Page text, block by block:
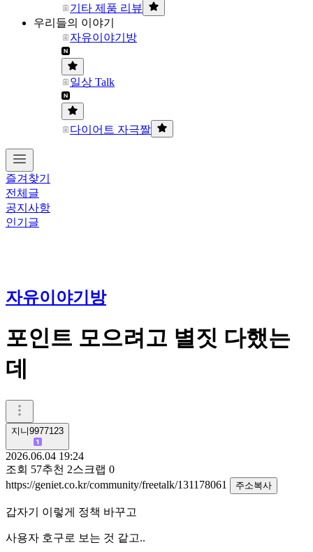
기타 제품 리뷰
우리들의 이야기
자유이야기방
일상 Talk
다이어트 자극짤
즐겨찾기
전체글
공지사항
인기글
자유이야기방
포인트 모으려고 별짓 다했는
데
지니9977123
2026.06.04 19:24
조회 57추천 2스크랩 0
https://geniet.co.kr/community/freetalk/131178061
주소복사
갑자기 이렇게 정책 바꾸고
사용자 호구로 보는 것 같고..